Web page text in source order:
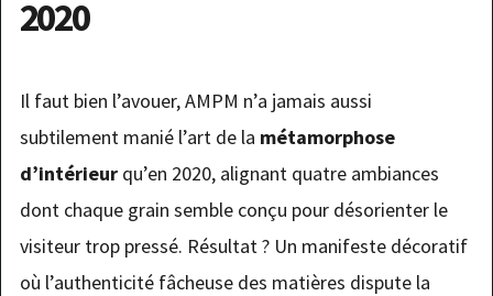
2020
Il faut bien l’avouer, AMPM n’a jamais aussi
subtilement manié l’art de la métamorphose
d’intérieurqu’en 2020, alignant quatre ambiances
dont chaque grain semble conçu pour désorienter le
visiteur trop pressé. Résultat ? Un manifeste décoratif
où l’authenticité fâcheuse des matières dispute la